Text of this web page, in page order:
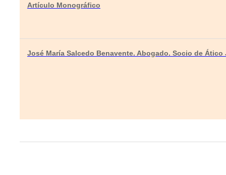
Artículo Monográfico
José María Salcedo Benavente. Abogado. Socio de